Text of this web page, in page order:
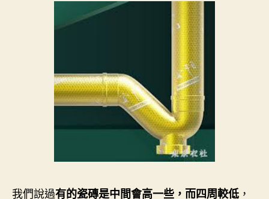
我們說過有的瓷磚是中間會高一些，而四周較低 ，